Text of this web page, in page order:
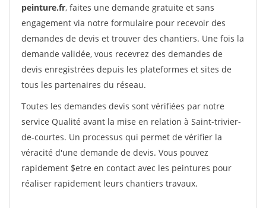
peinture.fr, faites une demande gratuite et sans
engagement via notre formulaire pour recevoir des
demandes de devis et trouver des chantiers. Une fois la
demande validée, vous recevrez des demandes de
devis enregistrées depuis les plateformes et sites de
tous les partenaires du réseau.
Toutes les demandes devis sont vérifiées par notre
service Qualité avant la mise en relation à Saint-trivier-
de-courtes. Un processus qui permet de vérifier la
véracité d'une demande de devis. Vous pouvez
rapidement $etre en contact avec les peintures pour
réaliser rapidement leurs chantiers travaux.